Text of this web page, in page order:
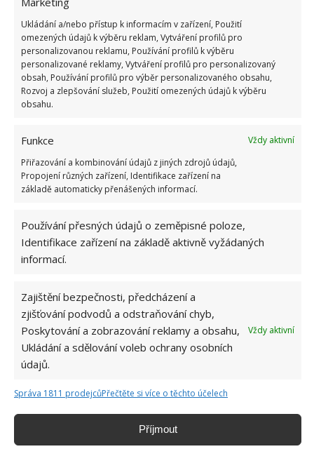
Ukládání a/nebo přístup k informacím v zařízení, Použití
omezených údajů k výběru reklam, Vytváření profilů pro
personalizovanou reklamu, Používání profilů k výběru
personalizované reklamy, Vytváření profilů pro personalizovaný
obsah, Používání profilů pro výběr personalizovaného obsahu,
Rozvoj a zlepšování služeb, Použití omezených údajů k výběru
obsahu.
Funkce
Vždy aktivní
Přiřazování a kombinování údajů z jiných zdrojů údajů,
Propojení různých zařízení, Identifikace zařízení na
základě automaticky přenášených informací.
Používání přesných údajů o zeměpisné poloze,
Identifikace zařízení na základě aktivně vyžádaných
informací.
Zajištění bezpečnosti, předcházení a
zjišťování podvodů a odstraňování chyb,
Poskytování a zobrazování reklamy a obsahu,
Ukládání a sdělování voleb ochrany osobních
údajů.
Vždy aktivní
Správa 1811 prodejcůPřečtěte si více o těchto účelech
Příjmout
RUSTIKÁLNÍ KUCHYNĚ
Jak naštípat dříví za polovinu obvyklého času.
Inovativní trik lesníků s pneumatikou láme